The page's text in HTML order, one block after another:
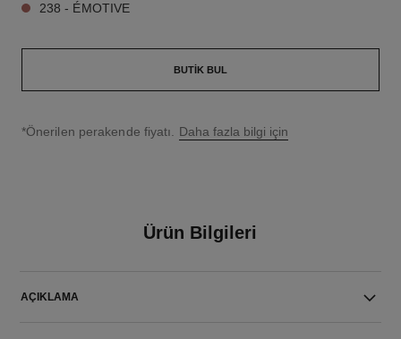
238 - ÉMOTIVE
BUTIK BUL
↩
*Önerilen perakende fiyatı. Daha fazla bilgi için
Ürün Bilgileri
AÇIKLAMA